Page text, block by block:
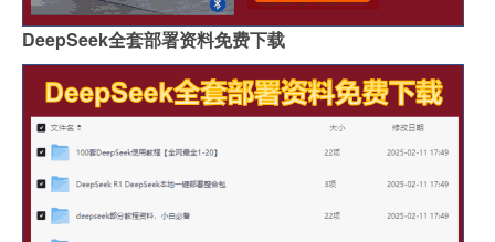
DeepSeek全套部署资料免费下载